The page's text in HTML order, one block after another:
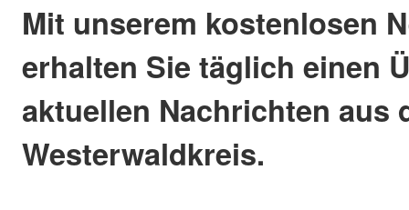
Mit unserem kostenlosen
erhalten Sie täglich einen
aktuellen Nachrichten aus
Westerwaldkreis.